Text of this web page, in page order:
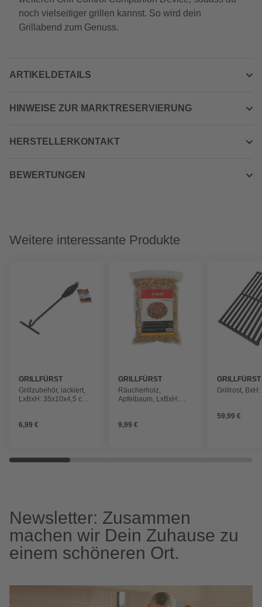
noch vielseitiger grillen kannst. So wird dein
Grillabend zum Genuss.
ARTIKELDETAILS
HINWEISE ZUR MARKTRESERVIERUNG
HERSTELLERKONTAKT
BEWERTUNGEN
Weitere interessante Produkte
GRILLFÜRST
Grillzubehör, lackiert,
LxBxH: 35x10x4,5 cm,
6,99 €
GRILLFÜRST
Räucherholz,
Apfelbaum, LxBxH:
9,99 €
GRILLFÜRST
Grillrost,
59,99 €
Newsletter: Zusammen
machen wir Dein Zuhause zu
einem schöneren Ort.